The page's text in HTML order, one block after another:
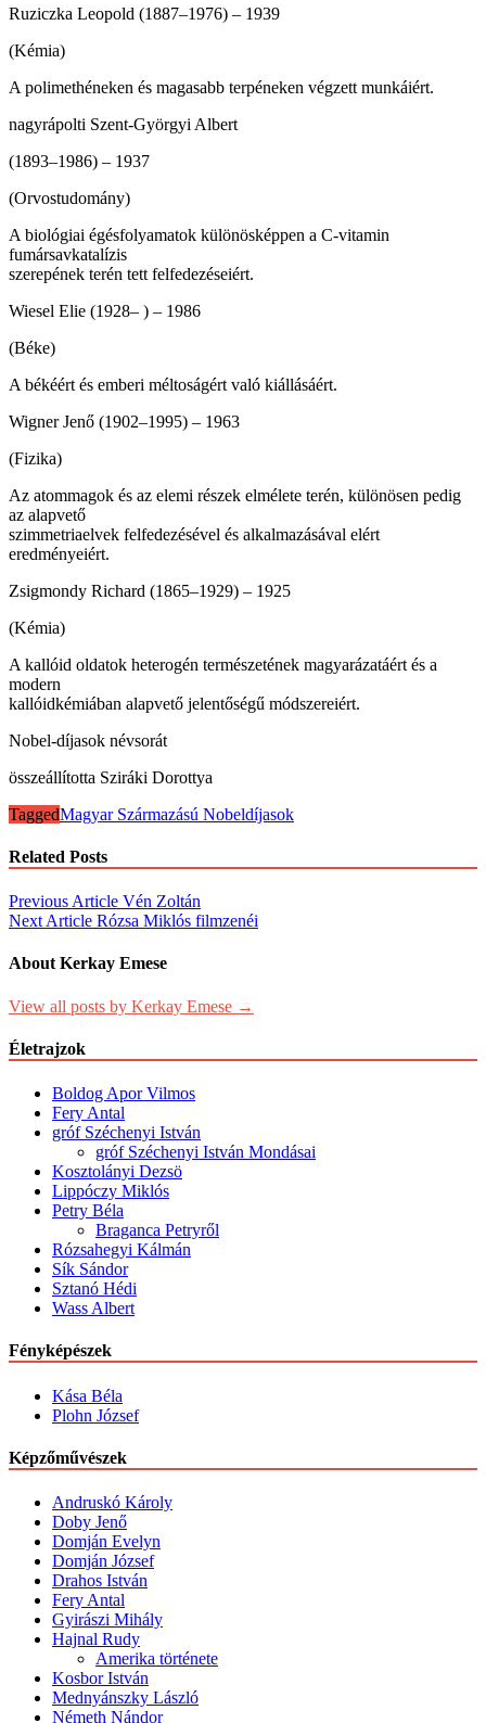
Ruziczka Leopold (1887–1976) – 1939
(Kémia)
A polimethéneken és magasabb terpé­neken végzett munkáiért.
nagyrápolti Szent-Györgyi Albert
(1893–19­86) – 1937
(Orvostudomány)
A biológiai égésfolyamatok különöskép­pen a C-vitamin
fumársavkatalízis
sze­repének terén tett felfedezéseiért.
Wiesel Elie (1928– ) – 1986
(Béke)
A békéért és emberi méltoságért való kiállásáért.
Wigner Jenő (1902–1995) – 1963
(Fizika)
Az atommagok és az elemi részek elmélete terén, különösen pedig
az alapvető
szimmetriaelvek felfedezésével és alkalmazásával elért
eredményeiért.
Zsigmondy Richard (1865–1929) – 1925
(Kémia)
A kallóid oldatok heterogén természe­tének magyarázatáért és a
modern
kallóidkémiában alapvető jelentőségű módszereiért.
Nobel-díjasok névsorát
összeállította Sziráki Dorottya
TaggedMagyar Származású Nobeldíjasok
Related Posts
Post
navigation
Previous Article Vén Zoltán
Next Article Rózsa Miklós filmzenéi
About Kerkay Emese
View all posts by Kerkay Emese →
Életrajzok
Boldog Apor Vilmos
Fery Antal
gróf Széchenyi István
gróf Széchenyi István Mondásai
Kosztolányi Dezsö
Lippóczy Miklós
Petry Béla
Braganca Petryről
Rózsahegyi Kálmán
Sík Sándor
Sztanó Hédi
Wass Albert
Fényképészek
Kása Béla
Plohn József
Képzőművészek
Andruskó Károly
Doby Jenő
Domján Evelyn
Domján József
Drahos István
Fery Antal
Gyirászi Mihály
Hajnal Rudy
Amerika története
Kosbor István
Mednyánszky László
Németh Nándor